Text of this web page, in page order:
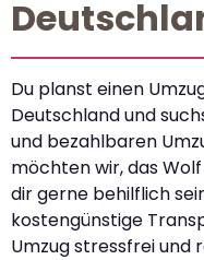
Du planst einen
Deutschland und
und bezahlbaren
möchten wir, das
dir gerne behilflich
kostengünstige
Umzug stressfrei und